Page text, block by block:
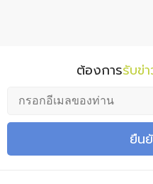
ต้องการรับข่
ยืน